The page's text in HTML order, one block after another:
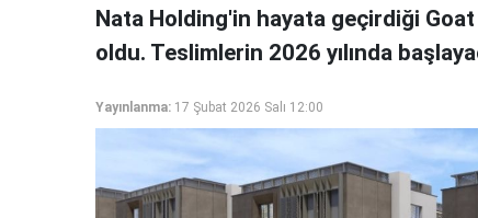
Nata Holding'in hayata geçirdiği
oldu. Teslimlerin 2026 yılında
Yayınlanma: 17 Şubat 2026 Salı 12:00